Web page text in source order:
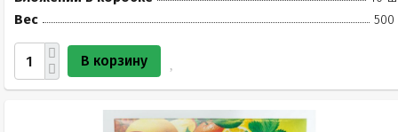
Вес
500
В корзину